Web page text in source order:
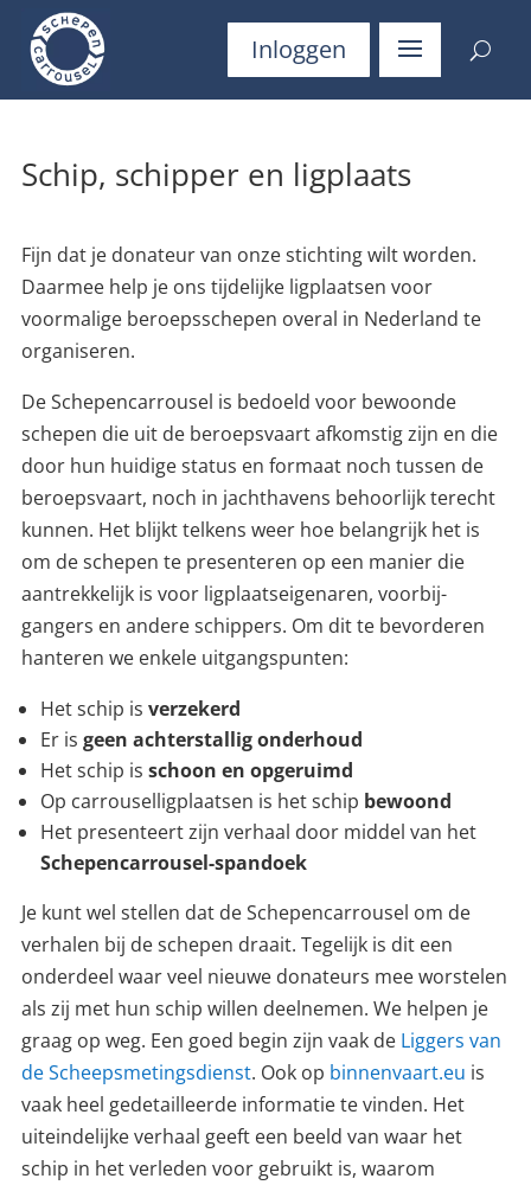
Inloggen
Schip, schipper en ligplaats
Fijn dat je donateur van onze stichting wilt worden.
Daarmee help je ons tijdelijke ligplaatsen voor
voormalige beroepsschepen overal in Nederland te
organiseren.
De Schepencarrousel is bedoeld voor bewoonde
schepen die uit de beroepsvaart afkomstig zijn en die
door hun huidige status en formaat noch tussen de
beroepsvaart, noch in jachthavens behoorlijk terecht
kunnen. Het blijkt telkens weer hoe belangrijk het is
om de schepen te presenteren op een manier die
aantrekkelijk is voor ligplaatseigenaren, voorbij­
gangers en andere schippers. Om dit te bevorderen
hanteren we enkele uitgangspunten:
Het schip is verzekerd
Er is geen achterstallig onderhoud
Het schip is schoon en opgeruimd
Op carrouselligplaatsen is het schip bewoond
Het presenteert zijn verhaal door middel van het
Schepen­carrousel-spandoek
Je kunt wel stellen dat de Schepencarrousel om de
verhalen bij de schepen draait. Tegelijk is dit een
onderdeel waar veel nieuwe donateurs mee worstelen
als zij met hun schip willen deelnemen. We helpen je
graag op weg. Een goed begin zijn vaak de Liggers van
de Scheepsmetingsdienst. Ook op binnenvaart.eu is
vaak heel gedetailleerde informatie te vinden. Het
uiteindelijke verhaal geeft een beeld van waar het
schip in het verleden voor gebruikt is, waarom